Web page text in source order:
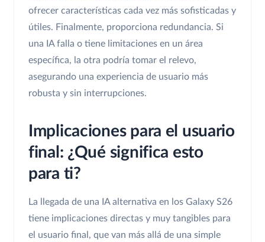
ofrecer características cada vez más sofisticadas y
útiles. Finalmente, proporciona redundancia. Si
una IA falla o tiene limitaciones en un área
específica, la otra podría tomar el relevo,
asegurando una experiencia de usuario más
robusta y sin interrupciones.
Implicaciones para el usuario
final: ¿Qué significa esto
para ti?
La llegada de una IA alternativa en los Galaxy S26
tiene implicaciones directas y muy tangibles para
el usuario final, que van más allá de una simple